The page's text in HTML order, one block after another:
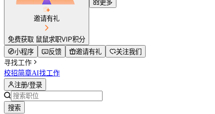
邀请有礼
免费获取 鼠鼠求职VIP积分
更多
小程序 反馈 邀请有礼
关注我们
寻找工作
校招简章AI找工作
注册/登录
搜索